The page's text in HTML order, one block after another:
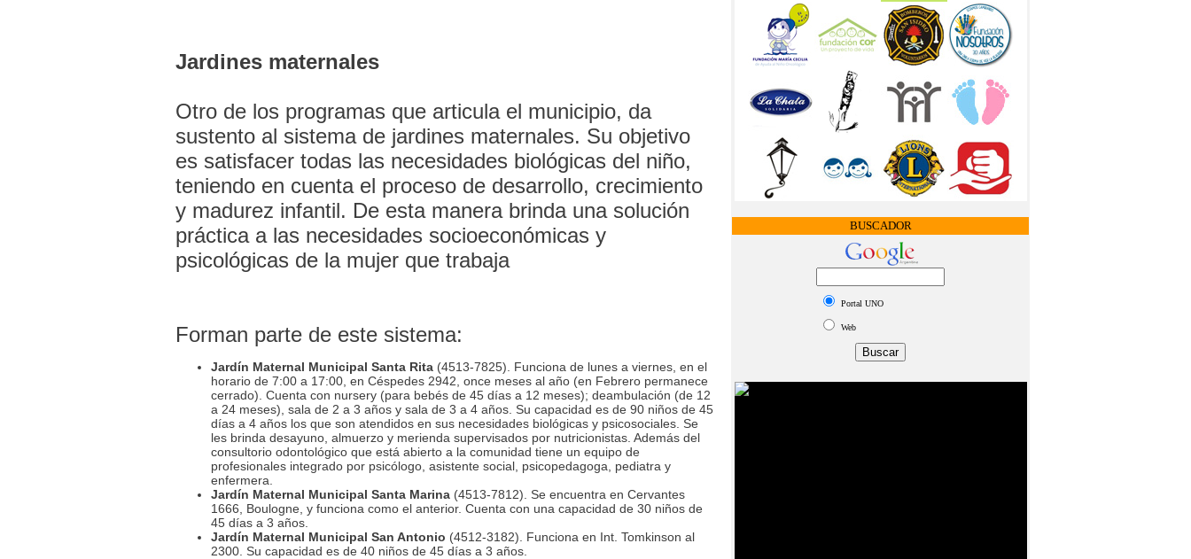
Jardines maternales
Otro de los programas que articula el municipio, da
sustento al sistema de jardines maternales. Su objetivo
es satisfacer todas las necesidades biológicas del niño,
teniendo en cuenta el proceso de desarrollo, crecimiento
y madurez infantil. De esta manera brinda una solución
práctica a las necesidades socioeconómicas y
psicológicas de la mujer que trabaja
Forman parte de este sistema:
Jardín Maternal Municipal Santa Rita (4513-7825). Funciona de lunes a viernes, en el
horario de 7:00 a 17:00, en Céspedes 2942, once meses al año (en Febrero permanece
cerrado). Cuenta con nursery (para bebés de 45 días a 12 meses); deambulación (de 12
a 24 meses), sala de 2 a 3 años y sala de 3 a 4 años. Su capacidad es de 90 niños de 45
días a 4 años los que son atendidos en sus necesidades biológicas y psicosociales. Se
les brinda desayuno, almuerzo y merienda supervisados por nutricionistas. Además del
consultorio odontológico que está abierto a la comunidad tiene un equipo de
profesionales integrado por psicólogo, asistente social, psicopedagoga, pediatra y
enfermera.
Jardín Maternal Municipal Santa Marina (4513-7812). Se encuentra en Cervantes
1666, Boulogne, y funciona como el anterior. Cuenta con una capacidad de 30 niños de
45 días a 3 años.
Jardín Maternal Municipal San Antonio (4512-3182). Funciona en Int. Tomkinson al
2300. Su capacidad es de 40 niños de 45 días a 3 años.
BUSCADOR
Portal UNO
Web